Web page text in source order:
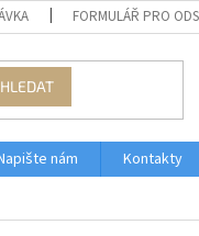
FORMULÁŘ PRO
HLEDAT
nám Kontakty